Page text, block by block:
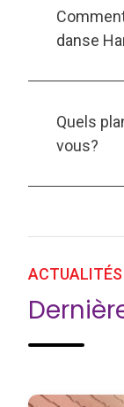
danse
Quels
vous?
ACTUALITÉS